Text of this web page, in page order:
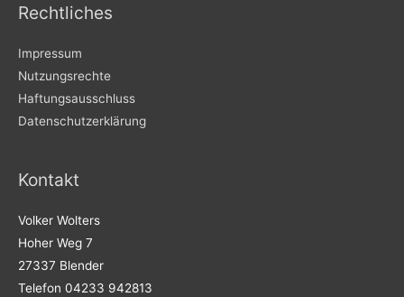
Rechtliches
Impressum
Nutzungsrechte
Haftungsausschluss
Datenschutzerklärung
Kontakt
Volker Wolters
Hoher Weg 7
27337 Blender
Telefon 04233 942813